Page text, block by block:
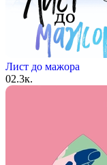
Лист до мажора
02.3к.